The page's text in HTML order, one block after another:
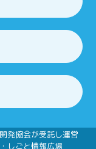
発協会が受託し運営
しごと情報広場